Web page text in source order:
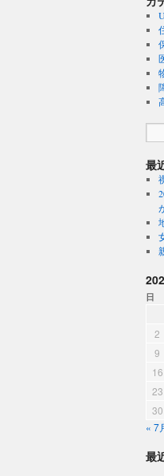
最
日
2
9
16
23
30
« 7
最